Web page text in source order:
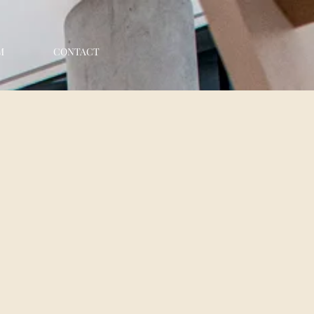
CONTACT